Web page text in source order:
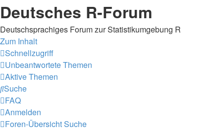
Deutsches R-Forum
Deutschsprachiges Forum zur Statistikumgebung R
Zum Inhalt
Schnellzugriff
Unbeantwortete Themen
Aktive Themen
Suche
FAQ
Anmelden
Foren-ÜbersichtSuche